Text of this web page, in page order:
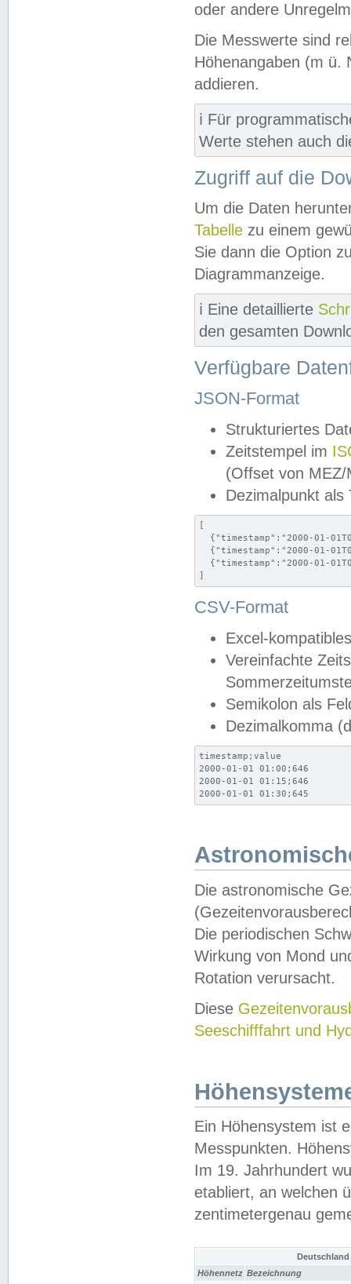
oder andere
Die Messwerte sind
Höhenangaben (m ü.
addieren.
ℹ️ Für
Werte stehen auch
Zugriff auf die
Um die Daten
Tabelle zu einem
Sie dann die Option
Diagrammanzeige.
ℹ️ Eine detaillierte
den gesamten
Verfügbare
JSON-Format
Strukturiertes
Zeitstempel im
(Offset von MEZ/
Dezimalpunkt als
[
{"timestamp":"2000-01-
{"timestamp":"2000-01-
{"timestamp":"2000-01-
]
CSV-Format
Excel-
Vereinfachte
Semikolon als
Dezimalkomma
timestamp;value
2000-01-01 01:00;646
2000-01-01 01:15;646
2000-01-01 01:30;645
Die astronomische
Die periodischen
Wirkung von Mond
Rotation verursacht.
Diese
Seeschifffahrt und
Ein Höhensystem ist
Messpunkten.
Im 19. Jahrhundert
etabliert, an welchen
zentimetergenau
Höhennetz Bezeichnung